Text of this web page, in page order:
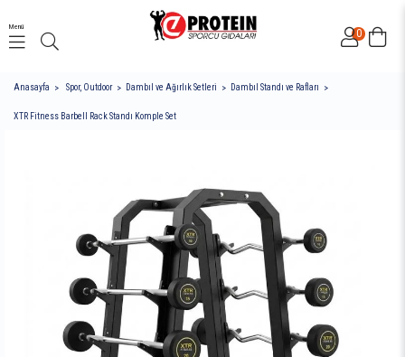
0
Menü
Anasayfa Spor, Outdoor Dambıl ve Ağırlık Setleri Dambıl Standı ve Rafları
XTR Fitness Barbell Rack Standı Komple Set